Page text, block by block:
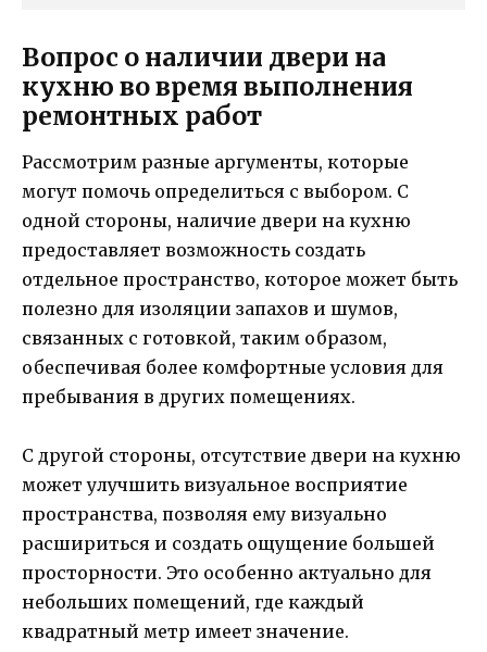
Вопрос о наличии двери на
кухню во время выполнения
ремонтных работ
Рассмотрим разные аргументы, которые
могут помочь определиться с выбором. С
одной стороны, наличие двери на кухню
предоставляет возможность создать
отдельное пространство, которое может быть
полезно для изоляции запахов и шумов,
связанных с готовкой, таким образом,
обеспечивая более комфортные условия для
пребывания в других помещениях.
С другой стороны, отсутствие двери на кухню
может улучшить визуальное восприятие
пространства, позволяя ему визуально
расшириться и создать ощущение большей
просторности. Это особенно актуально для
небольших помещений, где каждый
квадратный метр имеет значение.